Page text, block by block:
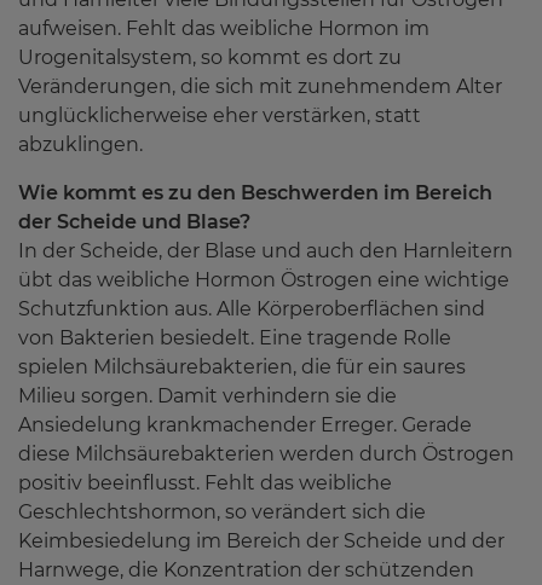
aufweisen. Fehlt das weibliche Hormon im
Urogenitalsystem, so kommt es dort zu
Veränderungen, die sich mit zunehmendem Alter
unglücklicherweise eher verstärken, statt
abzuklingen.
Wie kommt es zu den Beschwerden im Bereich
der Scheide und Blase?
In der Scheide, der Blase und auch den Harnleitern
übt das weibliche Hormon Östrogen eine wichtige
Schutzfunktion aus. Alle Körperoberflächen sind
von Bakterien besiedelt. Eine tragende Rolle
spielen Milchsäurebakterien, die für ein saures
Milieu sorgen. Damit verhindern sie die
Ansiedelung krankmachender Erreger. Gerade
diese Milchsäurebakterien werden durch Östrogen
positiv beeinflusst. Fehlt das weibliche
Geschlechtshormon, so verändert sich die
Keimbesiedelung im Bereich der Scheide und der
Harnwege, die Konzentration der schützenden